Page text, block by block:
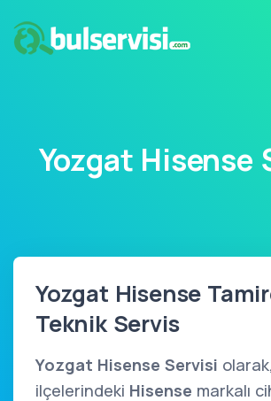
Yozgat Hisense
Yozgat Hisense
Teknik Servis
Yozgat Hisense Servisi olarak,
ilçelerindeki Hisense markalı